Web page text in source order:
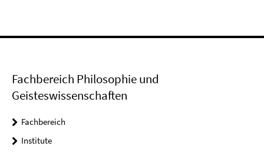
Fachbereich Philosophie und
Geisteswissenschaften
Fachbereich
Institute